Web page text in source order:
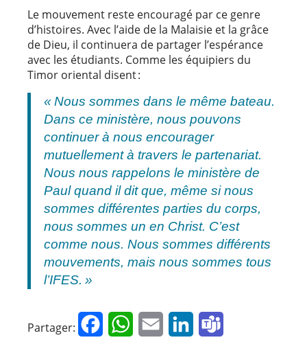
Le mouvement reste encouragé par ce genre
d’histoires. Avec l’aide de la Malaisie et la grâce
de Dieu, il continuera de partager l’espérance
avec les étudiants. Comme les équipiers du
Timor oriental disent :
« Nous sommes dans le même bateau.
Dans ce ministère, nous pouvons
continuer à nous encourager
mutuellement à travers le partenariat.
Nous nous rappelons le ministère de
Paul quand il dit que, même si nous
sommes différentes parties du corps,
nous sommes un en Christ. C’est
comme nous. Nous sommes différents
mouvements, mais nous sommes tous
l’IFES. »
Partager: FacebookWhatsApp
Email LinkedIn